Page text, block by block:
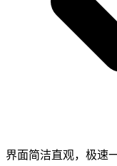
界面简洁直观，极速